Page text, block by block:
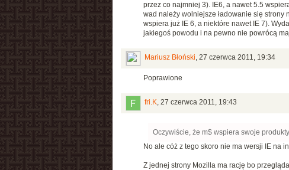
przez co najmniej 3). IE6, a nawet 5.5
wad należy wolniejsze ładowanie się
wspiera już IE 6, a niektóre nawet IE 7).
jakiegoś powodu i na pewno nie powrócą
Mariusz Błoński, 27 czerwca 2011, 19:34
Poprawione
fri.K, 27 czerwca 2011, 19:43
Oczywiście, że m$ wspiera swoje
No ale cóż z tego skoro nie ma wersji IE na
Z jednej strony Mozilla ma rację bo